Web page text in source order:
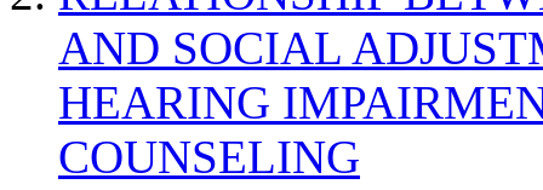
AND SOCIAL
HEARING
COUNSELING